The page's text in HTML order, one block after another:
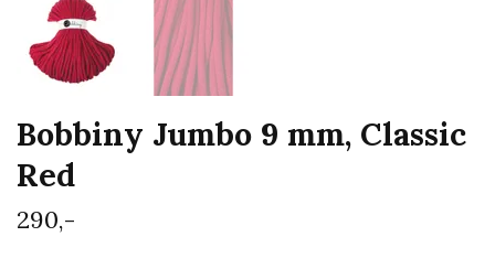
Bobbiny Jumbo 9 mm, Classic
Red
290,-